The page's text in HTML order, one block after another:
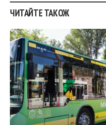
ЧИТАЙТЕ ТАКОЖ